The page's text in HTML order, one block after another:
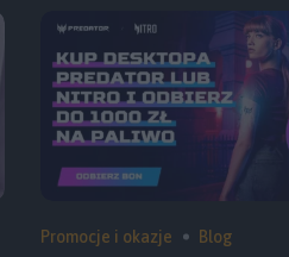
Promocje i okazje Blog